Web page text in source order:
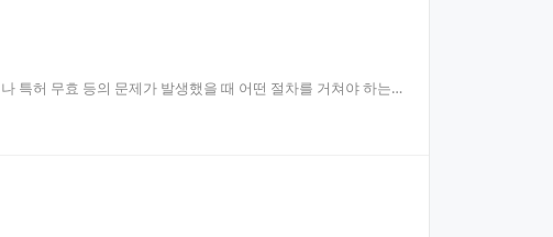
특허 무효 등의 문제가 발생했을 때 어떤 절차를 거쳐야 하는